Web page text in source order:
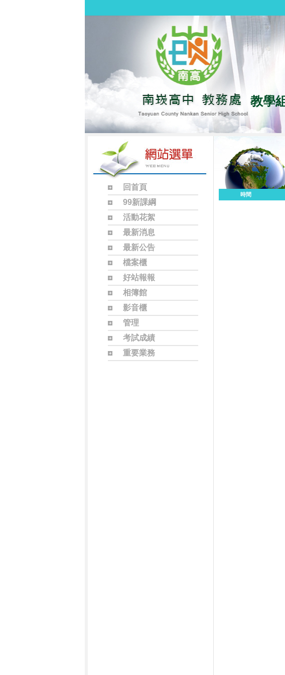
教學組
回首頁
99新課綱
活動花絮
最新消息
最新公告
檔案櫃
好站報報
相簿館
影音櫃
管理
考試成績
重要業務
時間